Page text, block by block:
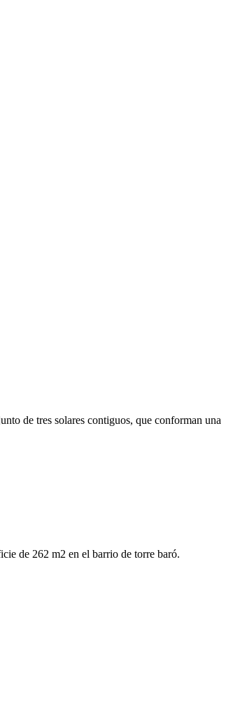
de tres solares contiguos, que conforman una
de 262 m2 en el barrio de torre baró.